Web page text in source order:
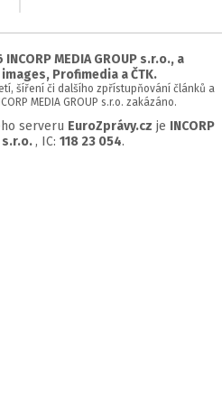
stránky
MEDIA GROUP s.r.o., a
Profimedia a ČTK.
šíření či dalšího zpřístupňování článků a
MEDIA GROUP s.r.o. zakázáno.
serveru EuroZprávy.cz je INCORP
s.r.o. , IC: 118 23 054.